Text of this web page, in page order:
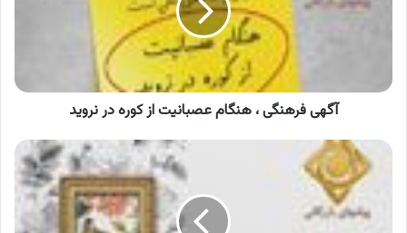
عصبانیت
نروید
آگهی فرهنگی ، هنگام عصبانیت از کوره در نروید
آگهی
زندگی